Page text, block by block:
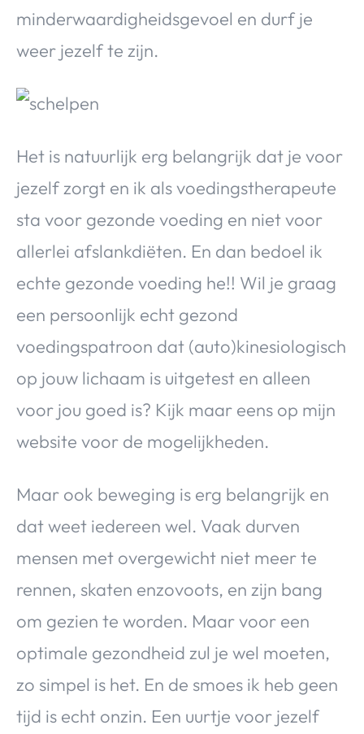
minderwaardigheidsgevoel en durf je
weer jezelf te zijn.
Het is natuurlijk erg belangrijk dat je voor
jezelf zorgt en ik als voedingstherapeute
sta voor gezonde voeding en niet voor
allerlei afslankdiëten. En dan bedoel ik
echte gezonde voeding he!! Wil je graag
een persoonlijk echt gezond
voedingspatroon dat (auto)kinesiologisch
op jouw lichaam is uitgetest en alleen
voor jou goed is? Kijk maar eens op mijn
website voor de mogelijkheden.
Maar ook beweging is erg belangrijk en
dat weet iedereen wel. Vaak durven
mensen met overgewicht niet meer te
rennen, skaten enzovoots, en zijn bang
om gezien te worden. Maar voor een
optimale gezondheid zul je wel moeten,
zo simpel is het. En de smoes ik heb geen
tijd is echt onzin. Een uurtje voor jezelf